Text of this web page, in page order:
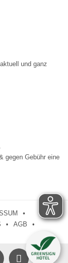
und ganz
gegen Gebühr eine
AGB
